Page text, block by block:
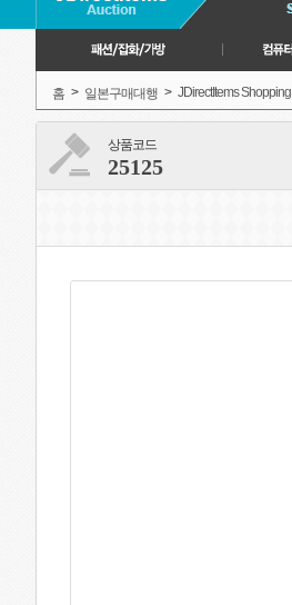
홈 > 일본구매대행 > JDirectItems Shopping
상품코드
25125